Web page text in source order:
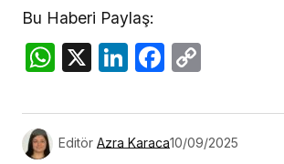
Bu Haberi Paylaş:
WhatsApp
X LinkedIn
Facebook
Editör Azra Karaca10/09/2025